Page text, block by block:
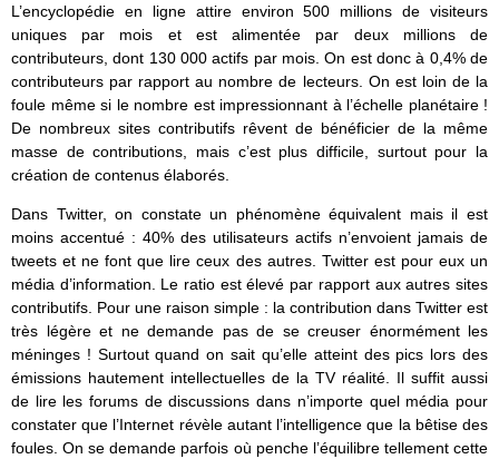
L’encyclopédie en ligne attire environ 500 millions de visiteurs
uniques par mois et est alimentée par deux millions de
contributeurs, dont 130 000 actifs par mois. On est donc à 0,4% de
contributeurs par rapport au nombre de lecteurs. On est loin de la
foule même si le nombre est impressionnant à l’échelle planétaire !
De nombreux sites contributifs rêvent de bénéficier de la même
masse de contributions, mais c’est plus difficile, surtout pour la
création de contenus élaborés.
Dans Twitter, on constate un phénomène équivalent mais il est
moins accentué : 40% des utilisateurs actifs n’envoient jamais de
tweets et ne font que lire ceux des autres. Twitter est pour eux un
média d’information. Le ratio est élevé par rapport aux autres sites
contributifs. Pour une raison simple : la contribution dans Twitter est
très légère et ne demande pas de se creuser énormément les
méninges ! Surtout quand on sait qu’elle atteint des pics lors des
émissions hautement intellectuelles de la TV réalité. Il suffit aussi
de lire les forums de discussions dans n’importe quel média pour
constater que l’Internet révèle autant l’intelligence que la bêtise des
foules. On se demande parfois où penche l’équilibre tellement cette